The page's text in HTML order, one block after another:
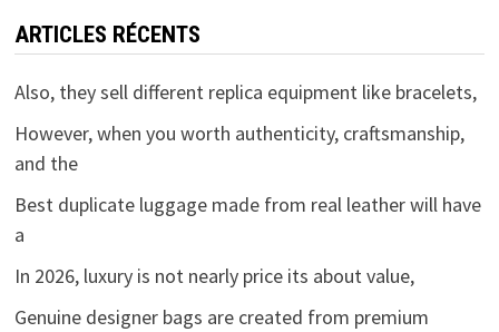
ARTICLES RÉCENTS
Also, they sell different replica equipment like bracelets,
However, when you worth authenticity, craftsmanship,
and the
Best duplicate luggage made from real leather will have
a
In 2026, luxury is not nearly price its about value,
Genuine designer bags are created from premium